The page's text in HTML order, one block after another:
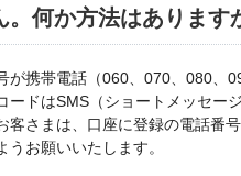
。何か方法はあります
が携帯電話（060、070、080、
ードはSMS（ショートメッセー
客さまは、口座に登録の電話番
うお願いいたします。